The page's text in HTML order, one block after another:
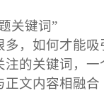
关键词”
，如何才能
注的关键词，
文内容相融